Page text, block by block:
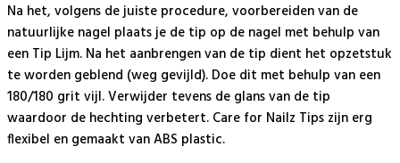
Na het, volgens de juiste procedure, voorbereiden van de
natuurlijke nagel plaats je de tip op de nagel met behulp van
een Tip Lijm. Na het aanbrengen van de tip dient het opzetstuk
te worden geblend (weg gevijld). Doe dit met behulp van een
180/180 grit vijl. Verwijder tevens de glans van de tip
waardoor de hechting verbetert. Care for Nailz Tips zijn erg
flexibel en gemaakt van ABS plastic.